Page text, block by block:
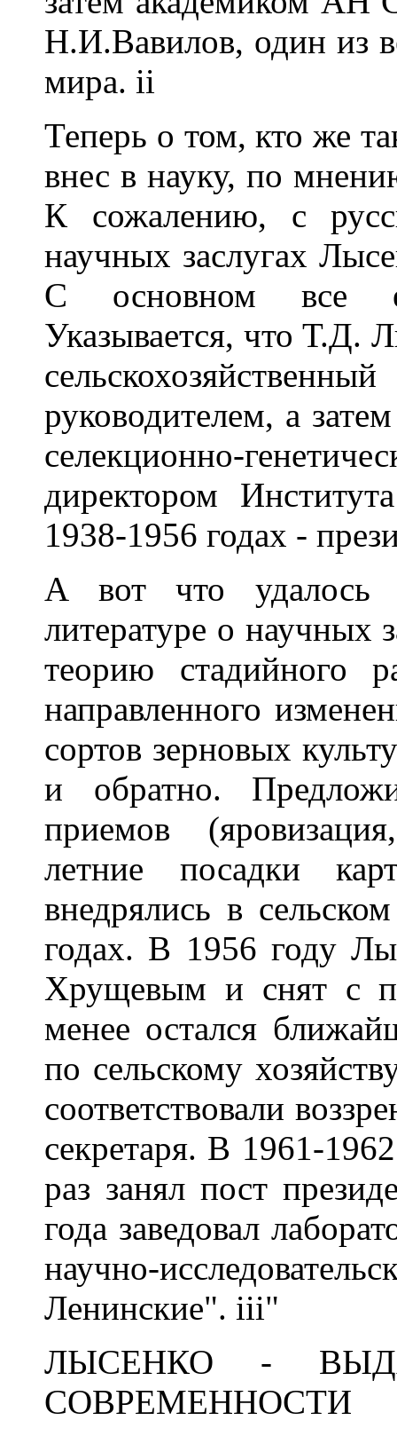
Н.И.Вавилов, один из
мира. ii
Теперь о том, кто же
внес в науку, по
К сожалению, с
научных заслугах
С основном все
Указывается, что Т.Д.
руководителем, а
селекционно-
директором
1938-1956 годах -
А вот что удалось
литературе о научных
теорию стадийного
направленного
сортов зерновых
и обратно.
приемов
летние посадки
внедрялись в
годах. В 1956 году
Хрущевым и снят с
менее остался
по сельскому
соответствовали
секретаря. В 1961-
раз занял пост
года заведовал
научно-
Ленинские". iii"
ЛЫСЕНКО -
СОВРЕМЕННОСТИ